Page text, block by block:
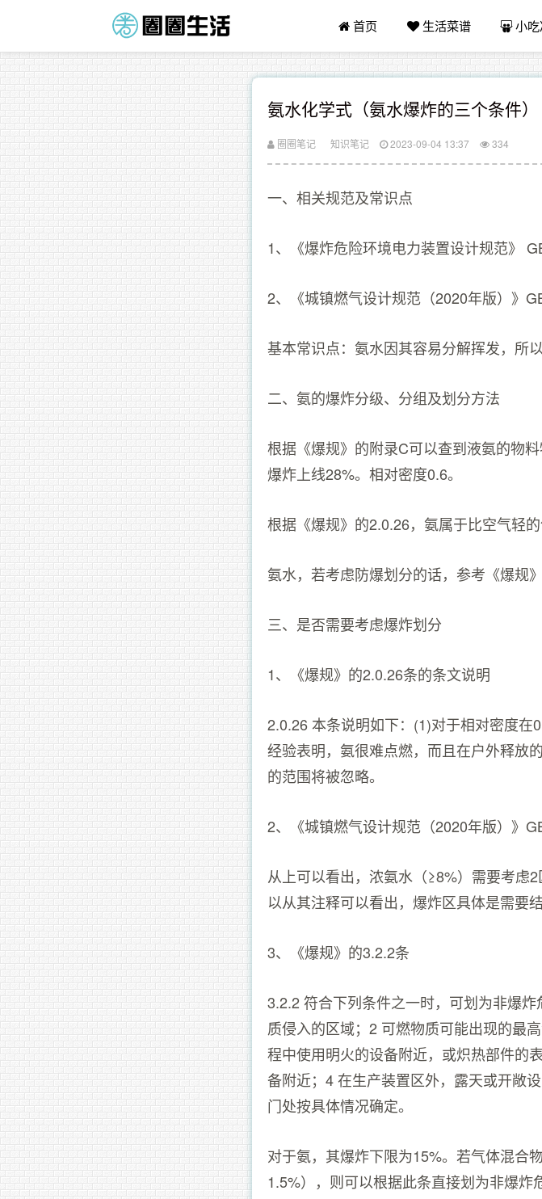
首页 生活菜谱 小吃
氨水化学式（氨水爆炸的三个条件）
圈圈笔记 知识笔记 2023-09-04 13:37 334
一、相关规范及常识点
1、《爆炸危险环境电力装置设计规范》
2、《城镇燃气设计规范（2020年版）》
基本常识点：氨水因其容易分解挥发，所
二、氨的爆炸分级、分组及划分方法
根据《爆规》的附录C可以查到液氨的物
爆炸上线28%。相对密度0.6。
根据《爆规》的2.0.26，氨属于比空气轻的
氨水，若考虑防爆划分的话，参考《爆规
三、是否需要考虑爆炸划分
1、《爆规》的2.0.26条的条文说明
2.0.26 本条说明如下：(1)对于相对密度
经验表明，氨很难点燃，而且在户外释放
的范围将被忽略。
2、《城镇燃气设计规范（2020年版）》
从上可以看出，浓氨水（≥8%）需要考虑
以从其注释可以看出，爆炸区具体是需要
3、《爆规》的3.2.2条
3.2.2 符合下列条件之一时，可划为非爆
质侵入的区域；2 可燃物质可能出现的最
程中使用明火的设备附近，或炽热部件的
备附近；4 在生产装置区外，露天或开敞
门处按具体情况确定。
对于氨，其爆炸下限为15%。若气体混合
1.5%），则可以根据此条直接划为非爆炸